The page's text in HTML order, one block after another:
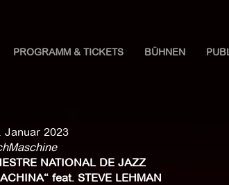
PROGRAMM & TICKETS BÜHNEN
Januar 2023
NATIONAL DE JAZZ
feat. STEVE LEHMAN